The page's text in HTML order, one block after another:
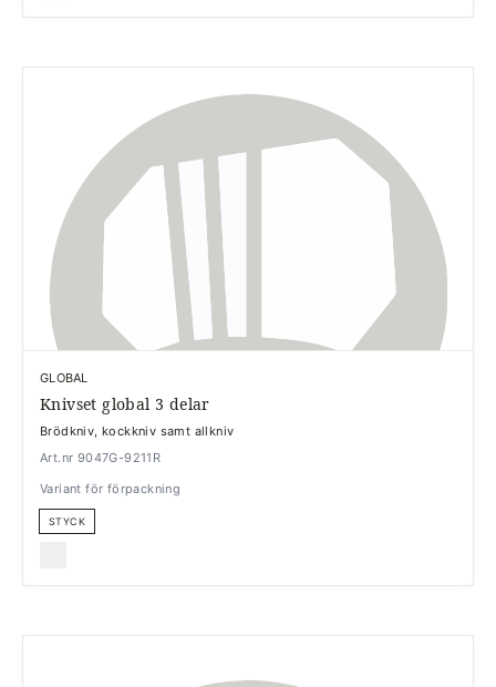
GLOBAL
Knivset global 3 delar
Brödkniv, kockkniv samt allkniv
Art.nr 9047G-9211R
Variant för förpackning
STYCK